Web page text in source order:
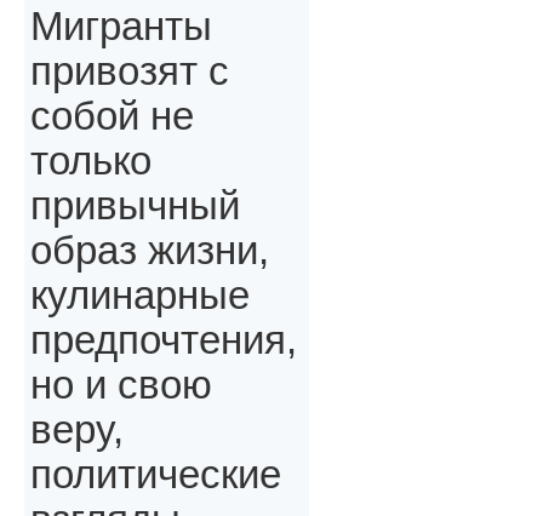
Мигранты
привозят с
собой не
только
привычный
образ жизни,
кулинарные
предпочтения,
но и свою
веру,
политические